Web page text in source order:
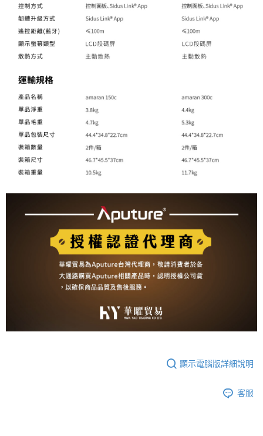
顯示電腦版詳細說明
客服